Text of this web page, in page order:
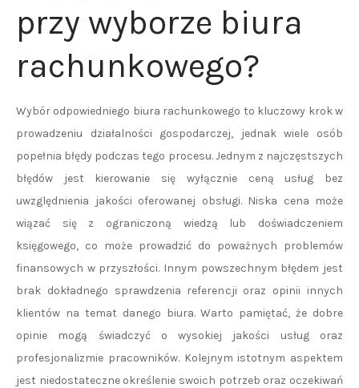
przy wyborze biura
rachunkowego?
Wybór odpowiedniego biura rachunkowego to kluczowy krok w
prowadzeniu działalności gospodarczej, jednak wiele osób
popełnia błędy podczas tego procesu. Jednym z najczęstszych
błędów jest kierowanie się wyłącznie ceną usług bez
uwzględnienia jakości oferowanej obsługi. Niska cena może
wiązać się z ograniczoną wiedzą lub doświadczeniem
księgowego, co może prowadzić do poważnych problemów
finansowych w przyszłości. Innym powszechnym błędem jest
brak dokładnego sprawdzenia referencji oraz opinii innych
klientów na temat danego biura. Warto pamiętać, że dobre
opinie mogą świadczyć o wysokiej jakości usług oraz
profesjonalizmie pracowników. Kolejnym istotnym aspektem
jest niedostateczne określenie swoich potrzeb oraz oczekiwań